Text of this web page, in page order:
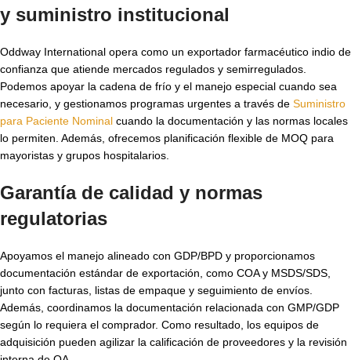
y suministro institucional
Oddway International opera como un exportador farmacéutico indio de
confianza que atiende mercados regulados y semirregulados.
Podemos apoyar la cadena de frío y el manejo especial cuando sea
necesario, y gestionamos programas urgentes a través de Suministro
para Paciente Nominal cuando la documentación y las normas locales
lo permiten. Además, ofrecemos planificación flexible de MOQ para
mayoristas y grupos hospitalarios.
Garantía de calidad y normas
regulatorias
Apoyamos el manejo alineado con GDP/BPD y proporcionamos
documentación estándar de exportación, como COA y MSDS/SDS,
junto con facturas, listas de empaque y seguimiento de envíos.
Además, coordinamos la documentación relacionada con GMP/GDP
según lo requiera el comprador. Como resultado, los equipos de
adquisición pueden agilizar la calificación de proveedores y la revisión